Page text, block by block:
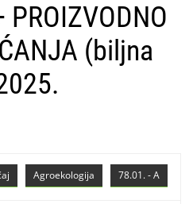
PROIZVODNO
(biljna
78.01. - A
Agroekologija